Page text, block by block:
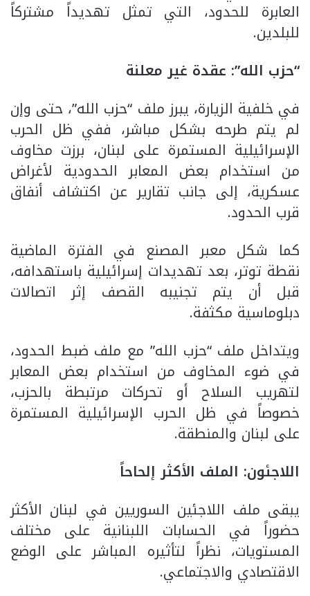
العابرة للحدود، التي تمثل تهديداً مشتركاً
للبلدين.
“حزب الله”: عقدة غير معلنة
في خلفية الزيارة، يبرز ملف “حزب الله”، حتى وإن
لم يتم طرحه بشكل مباشر، ففي ظل الحرب
الإسرائيلية المستمرة على لبنان، برزت مخاوف
من استخدام بعض المعابر الحدودية لأغراض
عسكرية، إلى جانب تقارير عن اكتشاف أنفاق
قرب الحدود.
كما شكل معبر المصنع في الفترة الماضية
نقطة توتر، بعد تهديدات إسرائيلية باستهدافه،
قبل أن يتم تجنيبه القصف إثر اتصالات
دبلوماسية مكثفة.
ويتداخل ملف “حزب الله” مع ملف ضبط الحدود،
في ضوء المخاوف من استخدام بعض المعابر
لتهريب السلاح أو تحركات مرتبطة بالحزب،
خصوصاً في ظل الحرب الإسرائيلية المستمرة
على لبنان والمنطقة.
اللاجئون: الملف الأكثر إلحاحاً
يبقى ملف اللاجئين السوريين في لبنان الأكثر
حضوراً في الحسابات اللبنانية على مختلف
المستويات، نظراً لتأثيره المباشر على الوضع
الاقتصادي والاجتماعي.